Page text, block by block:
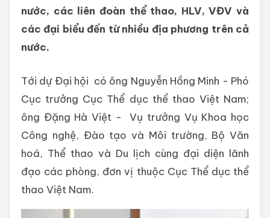
nước, các liên đoàn thể thao, HLV, VĐV và
các đại biểu đến từ nhiều địa phương trên cả
nước.
Tới dự Đại hội có ông Nguyễn Hồng Minh - Phó
Cục trưởng Cục Thể dục thể thao Việt Nam;
ông Đặng Hà Việt - Vụ trưởng Vụ Khoa học
Công nghệ, Đào tạo và Môi trường, Bộ Văn
hoá, Thể thao và Du lịch cùng đại diện lãnh
đạo các phòng, đơn vị thuộc Cục Thể dục thể
thao Việt Nam.